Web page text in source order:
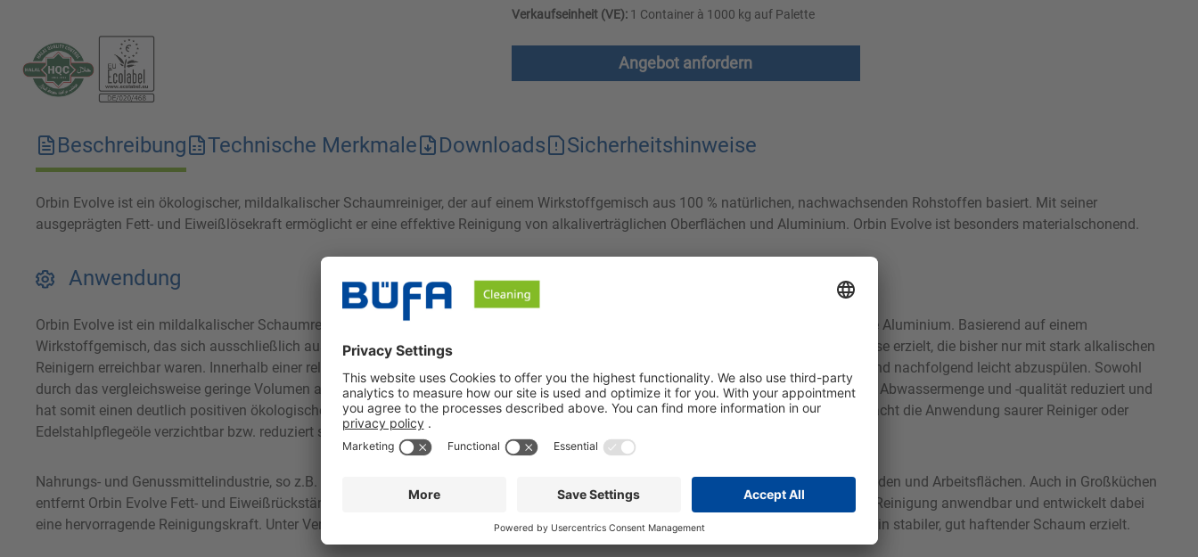
Verkaufseinheit (VE):1 Container à 1000 kg auf Palette
Angebot anfordern
Beschreibung Technische Merkmale Downloads Sicherheitshinweise
Orbin Evolve ist ein ökologischer, mildalkalischer Schaumreiniger, der auf einem Wirkstoffgemisch aus 100 % natürlichen, nachwachsenden Rohstoffen basiert. Mit seiner
ausgeprägten Fett- und Eiweißlösekraft ermöglicht er eine effektive Reinigung von alkaliverträglichen Oberflächen und Aluminium. Orbin Evolve ist besonders materialschonend.
Anwendung
Orbin Evolve ist ein mildalkalischer Schaumreiniger zur Entfernung von Fett und Eiweiß von allen alkaliverträglichen Oberflächen sowie Aluminium. Basierend auf einem
Wirkstoffgemisch, das sich ausschließlich aus natürlichen, nachwachsenden Rohstoffen zusammensetzt, werden Reinigungsergebnisse erzielt, die bisher nur mit stark alkalischen
Reinigern erreichbar waren. Innerhalb einer relativ kurzen Einwirkzeit von bis zu 10 Minuten werden Verschmutzungen emulgiert und sind nachfolgend leicht abzuspülen. Sowohl
durch das vergleichsweise geringe Volumen an Spülwasser als auch den recht niedrigen pH-Wert wird der reinigerbedingte Einfluss auf Abwassermenge und -qualität reduziert und
hat somit einen deutlich positiven ökologischen Effekt. Orbin Evolve bewahrt den ursprünglichen Glanz gereinigter Oberflächen und macht die Anwendung saurer Reiniger oder
Edelstahlpflegeöle verzichtbar bzw. reduziert sie auf ein geringes Maß. Orbin Evolve ist entwickelt für die Reinigung in Betrieben der
Nahrungs- und Genussmittelindustrie, so z.B. zur Anwendung auf Wänden, Verarbeitungsmaschinen, Behältern, Anlagen, Tanks, Fußböden und Arbeitsflächen. Auch in Großküchen
entfernt Orbin Evolve Fett- und Eiweißrückstände schnell und zuverlässig. Er ist sowohl als Schaumreiniger wie auch in der manuellen Reinigung anwendbar und entwickelt dabei
eine hervorragende Reinigungskraft. Unter Verwendung eines geeigneten Verschäumsystems wird mit 4 bis 6 bar Luftausgangsdruck ein stabiler, gut haftender Schaum erzielt.